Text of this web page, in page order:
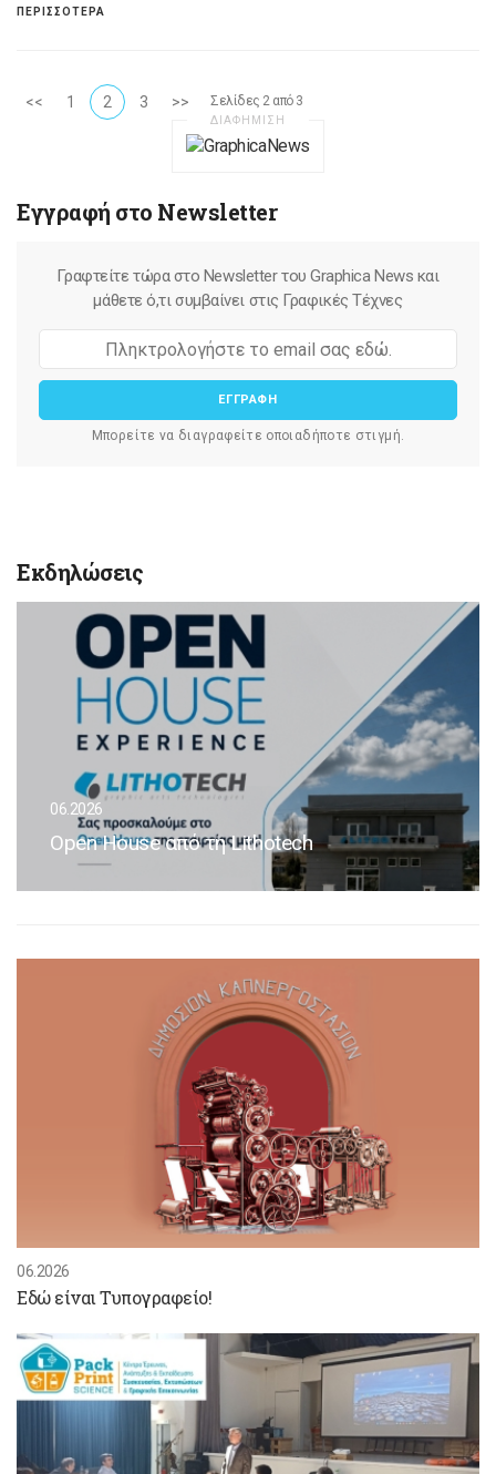
ΠΕΡΙΣΣΟΤΕΡΑ
<< 1 2 3 >> Σελίδες 2 από 3
ΔΙΑΦΗΜΙΣΗ
Εγγραφή στο Newsletter
Γραφτείτε τώρα στο Newsletter του Graphica News και
μάθετε ό,τι συμβαίνει στις Γραφικές Τέχνες
ΕΓΓΡΑΦΗ
Μπορείτε να διαγραφείτε οποιαδήποτε στιγμή.
Εκδηλώσεις
06.2026
Open House από τη Lithotech
06.2026
Εδώ είναι Τυπογραφείο!